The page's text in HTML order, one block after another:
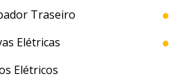
Traseiro
Elétricas
Elétricos